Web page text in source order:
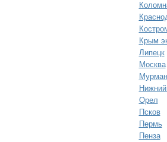
Крым
Липецк
Москва
Орел
Псков
Пермь
Пенза